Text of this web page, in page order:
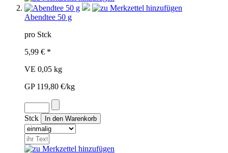
Abendtee 50 g
pro Stck
5,99 € *
VE 0,05 kg
GP 119,80 €/kg
Stck